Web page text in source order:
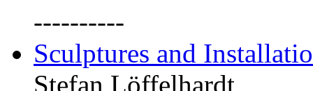
----------
Sculptures and
Stefan Löffelhardt